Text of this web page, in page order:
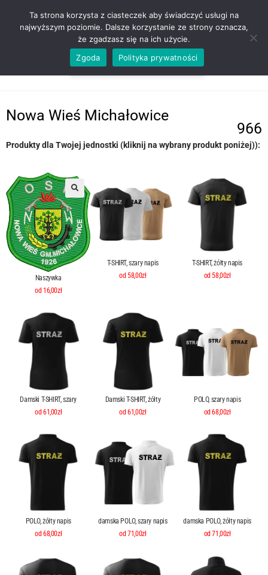
ZADZWOŃ TEL. 600 352 938
Nowa Wieś Michałowice
966
Produkty dla Twojej jednostki (kliknij na wybrany produkt poniżej)):
Naszywka
od 16,00zł
T-SHIRT, szary napis
od 58,00zł
T-SHIRT, żółty napis
od 58,00zł
Damski T-SHIRT, szary
od 61,00zł
Damski T-SHIRT, żółty
od 61,00zł
POLO, szary napis
od 68,00zł
POLO, żółty napis
od 68,00zł
damska POLO, szary napis
od 71,00zł
damska POLO, żółty napis
od 71,00zł
Ta strona korzysta z ciasteczek aby świadczyć usługi na
najwyższym poziomie. Dalsze korzystanie ze strony oznacza,
że zgadzasz się na ich użycie.
Zgoda
Polityka prywatności